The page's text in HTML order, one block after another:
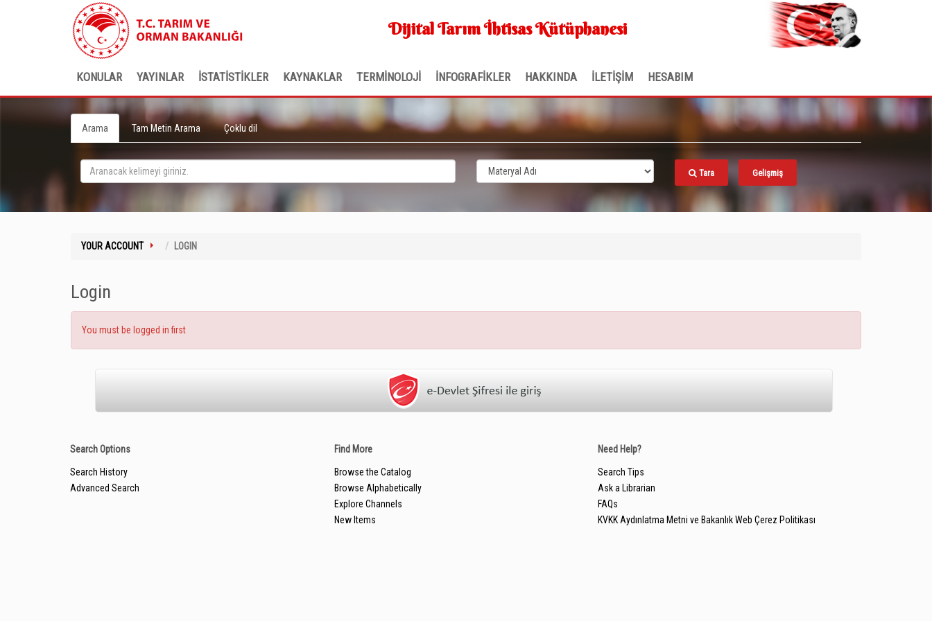
Dijital Tarım İhtisas Kütüphanesi
KONULAR YAYINLAR İSTATİSTİKLER KAYNAKLAR TERMİNOLOJİ İNFOGRAFİKLER HAKKINDA İLETİŞİM HESABIM
Arama Tam Metin Arama Çoklu dil
Tara Gelişmiş
YOUR ACCOUNT LOGIN
Login
You must be logged in first
Search Options
Search History
Advanced Search
Find More
Browse the Catalog
Browse Alphabetically
Explore Channels
New Items
Need Help?
Search Tips
Ask a Librarian
FAQs
KVKK Aydınlatma Metni ve Bakanlık Web Çerez Politikası